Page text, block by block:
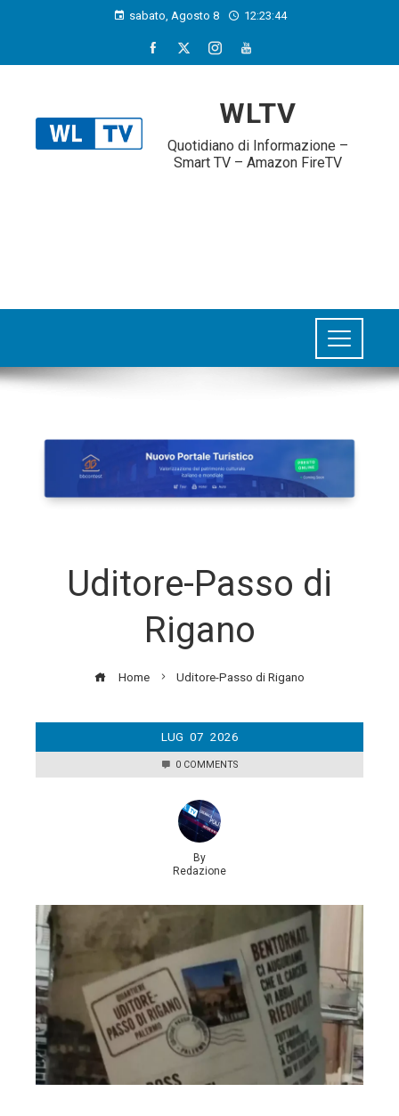
sabato, Agosto 8 12:23:45
WLTV
Quotidiano di Informazione –
Smart TV – Amazon FireTV
Uditore-Passo di
Rigano
Home Uditore-Passo di Rigano
LUG 07 2026
0 COMMENTS
By
Redazione